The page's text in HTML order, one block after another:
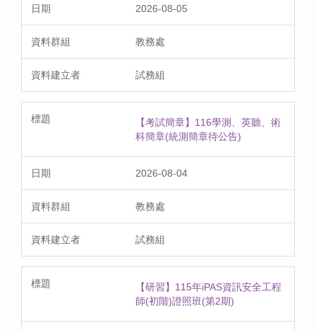
2026-08-05
教務處
試務組
【考試簡章】116學測、英聽、術
科簡章(統測簡章待公告)
2026-08-04
教務處
試務組
【研習】115年iPAS資訊安全工程
師(初階)證照班(第2期)